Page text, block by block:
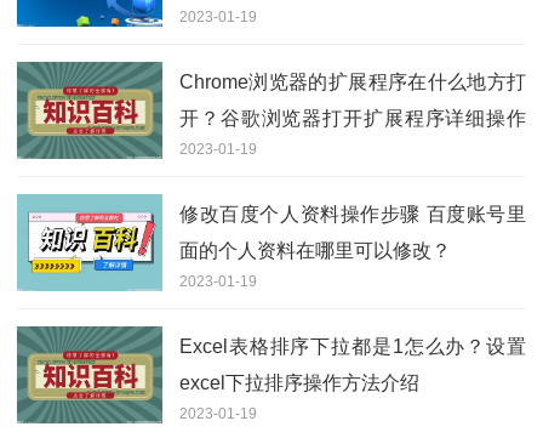
2023-01-19
Chrome浏览器的扩展程序在什么地方打
开？谷歌浏览器打开扩展程序详细操作
步骤
2023-01-19
修改百度个人资料操作步骤 百度账号里
面的个人资料在哪里可以修改？
2023-01-19
Excel表格排序下拉都是1怎么办？设置
excel下拉排序操作方法介绍
2023-01-19